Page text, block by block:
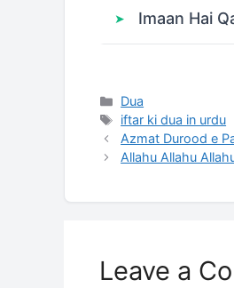
Imaan Hai
Categories
Dua
Tags
iftar ki dua in urdu
Azmat Durood e
Allahu Allahu
Leave a